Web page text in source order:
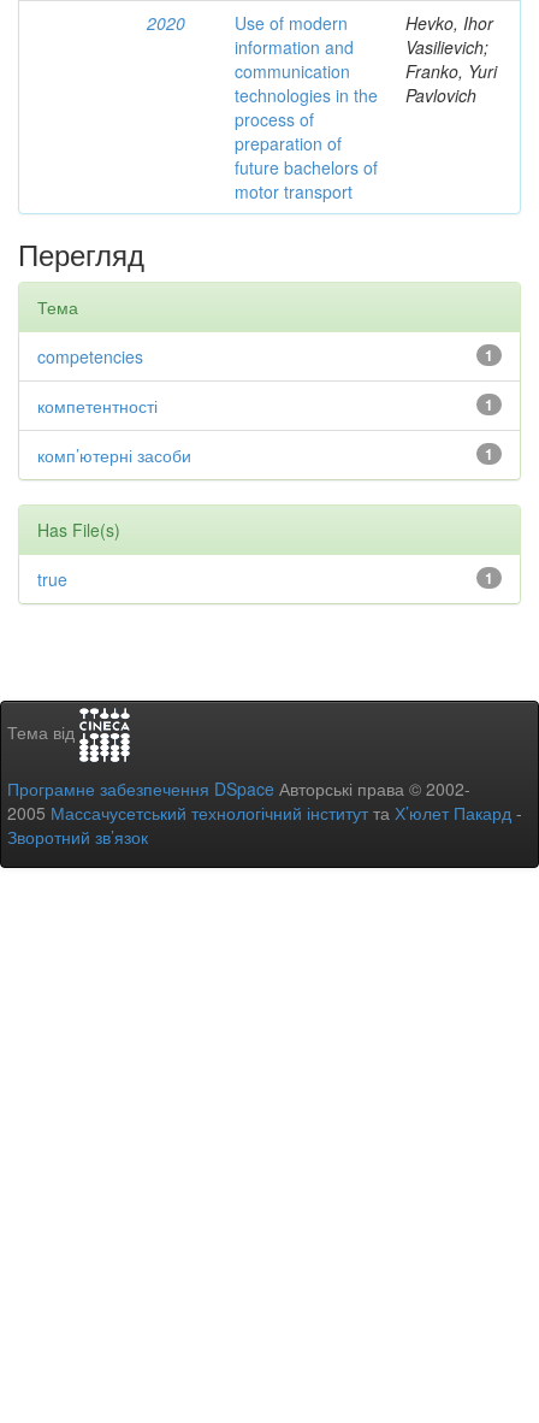
2020
Use of modern
information and
communication
technologies in the
process of
preparation of
future bachelors of
motor transport
Hevko, Ihor
Vasilievich;
Franko, Yuri
Pavlovich
Перегляд
Тема
1
competencies
1
компетентності
1
комп’ютерні засоби
Has File(s)
1
true
Тема від
Програмне забезпечення DSpace Авторські права © 2002-
2005 Массачусетський технологічний інститутта Х’юлет Пакард -
Зворотний зв’язок